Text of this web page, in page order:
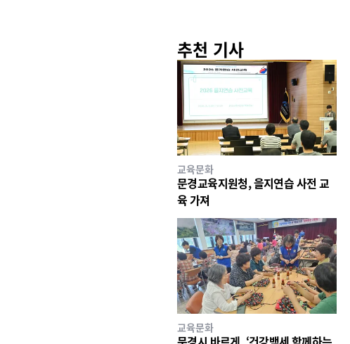
추천 기사
교육문화
문경교육지원청, 을지연습 사전 교
육 가져
교육문화